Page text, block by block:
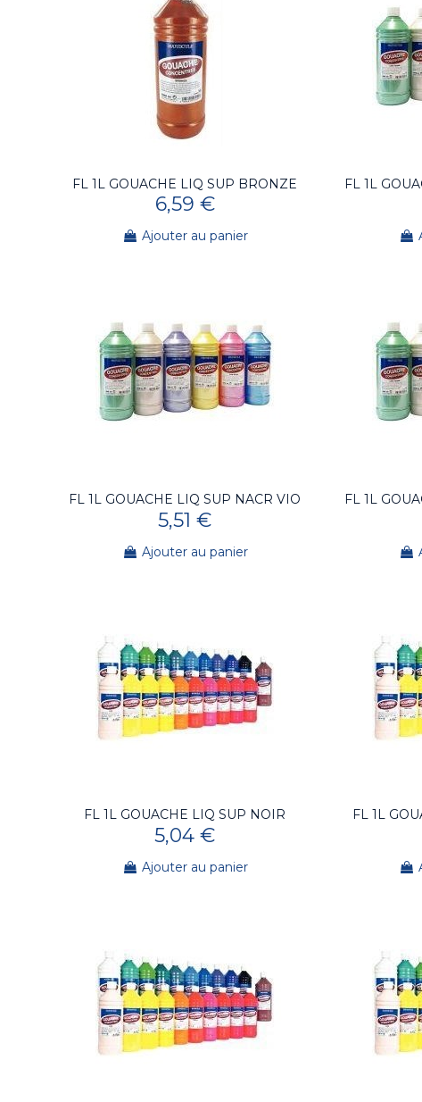
FL 1L GOUACHE LIQ SUP BRONZE
6,59 €
Ajouter au panier
FL 1L
FL 1L GOUACHE LIQ SUP NACR VIO
5,51 €
Ajouter au panier
FL 1L
FL 1L GOUACHE LIQ SUP NOIR
5,04 €
Ajouter au panier
FL 1L